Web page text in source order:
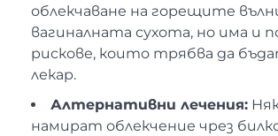
облекчаване на горещите
вагиналната сухота, но има и
рискове, които трябва да
лекар.
Алтернативни лечения:
намират облекчение чрез